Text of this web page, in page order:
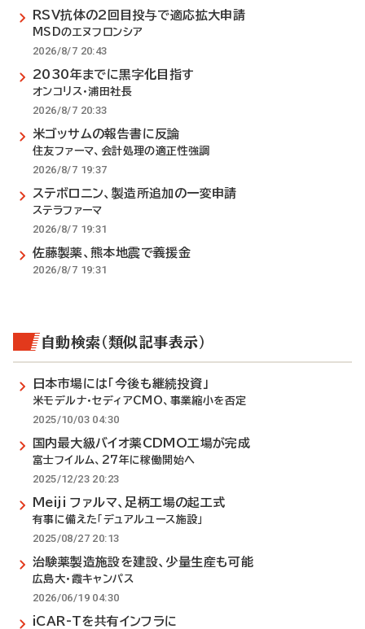
RSV抗体の2回目投与で適応拡大申請
MSDのエヌフロンシア
2026/8/7 20:43
2030年までに黒字化目指す
オンコリス・浦田社長
2026/8/7 20:33
米ゴッサムの報告書に反論
住友ファーマ、会計処理の適正性強調
2026/8/7 19:37
ステボロニン、製造所追加の一変申請
ステラファーマ
2026/8/7 19:31
佐藤製薬、熊本地震で義援金
2026/8/7 19:31
自動検索（類似記事表示）
日本市場には「今後も継続投資」
米モデルナ・セディアCMO、事業縮小を否定
2025/10/03 04:30
国内最大級バイオ薬CDMO工場が完成
富士フイルム、27年に稼働開始へ
2025/12/23 20:23
Meiji ファルマ、足柄工場の起工式
有事に備えた「デュアルユース施設」
2025/08/27 20:13
治験薬製造施設を建設、少量生産も可能
広島大・霞キャンパス
2026/06/19 04:30
iCAR-Tを共有インフラに